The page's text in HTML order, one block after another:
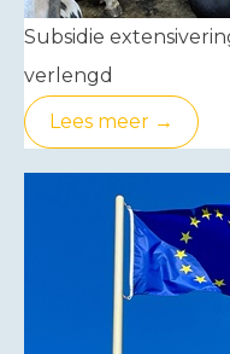
Subsidie
verlengd
Lees meer →